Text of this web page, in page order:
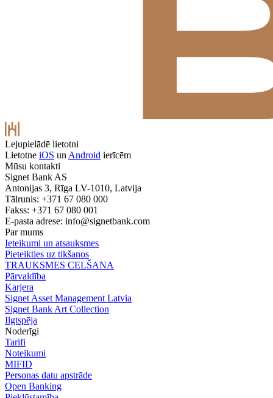
Lejupielādē lietotni
Lietotne iOS un Android ierīcēm
Mūsu kontakti
Signet Bank AS
Antonijas 3, Rīga LV-1010, Latvija
Tālrunis: +371 67 080 000
Fakss: +371 67 080 001
E-pasta adrese: info@signetbank.com
Par mums
Ieteikumi un atsauksmes
Pieteikties uz tikšanos
TRAUKSMES CELŠANA
Pārvaldība
Karjera
Signet Asset Management Latvia
Signet Bank Art Collection
Ilgtspēja
Noderīgi
Tarifi
Noteikumi
MIFID
Personas datu apstrāde
Open Banking